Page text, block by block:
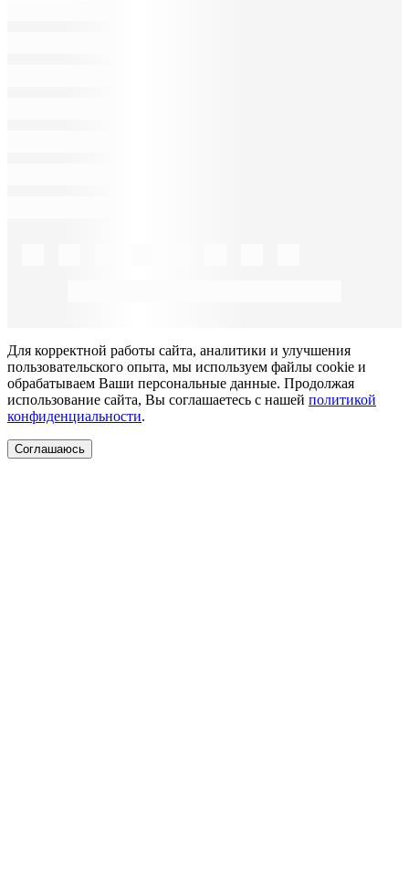
Для корректной работы сайта, аналитики и улучшения
пользовательского опыта, мы используем файлы cookie и
обрабатываем Ваши персональные данные. Продолжая
использование сайта, Вы соглашаетесь с нашей политикой
конфиденциальности.
Соглашаюсь